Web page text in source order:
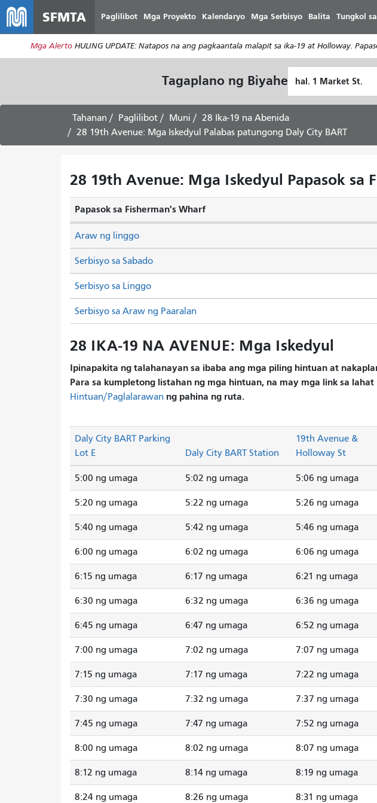
SFMTA Paglilibot Mga Proyekto Kalendaryo Mga Serbisyo Balita Tungkol
Mga Alerto HULING UPDATE: Natapos na ang pagkaantala malapit sa ika-19 at Holloway.
Tagaplano ng Biyahe
Tahanan Paglilibot Muni
28 Ika-19 na Abenida
28 19th Avenue: Mga Iskedyul Palabas patungong Daly City BART
28 19th Avenue: Mga Iskedyul Papasok sa
Papasok sa Fisherman's Wharf
Serbisyo sa Sabado
Serbisyo sa Linggo
Araw ng linggo
Serbisyo sa Araw ng Paaralan
28 IKA-19 NA AVENUE: Mga Iskedyul
Ipinapakita ng talahanayan sa ibaba ang mga piling hintuan at
Para sa kumpletong listahan ng mga hintuan, na may mga link sa
Hintuan/Paglalarawan ng pahina ng ruta.
Daly City BART Parking
Lot E
Daly City BART Station
19th Avenue &
Holloway St
5:00 ng umaga 5:02 ng umaga 5:06 ng umaga
5:20 ng umaga 5:22 ng umaga 5:26 ng umaga
5:40 ng umaga 5:42 ng umaga 5:46 ng umaga
6:00 ng umaga 6:02 ng umaga 6:06 ng umaga
6:15 ng umaga 6:17 ng umaga 6:21 ng umaga
6:30 ng umaga 6:32 ng umaga 6:36 ng umaga
6:45 ng umaga 6:47 ng umaga 6:52 ng umaga
7:00 ng umaga 7:02 ng umaga 7:07 ng umaga
7:15 ng umaga 7:17 ng umaga 7:22 ng umaga
7:30 ng umaga 7:32 ng umaga 7:37 ng umaga
7:45 ng umaga 7:47 ng umaga 7:52 ng umaga
8:00 ng umaga 8:02 ng umaga 8:07 ng umaga
8:12 ng umaga 8:14 ng umaga 8:19 ng umaga
8:24 ng umaga 8:26 ng umaga 8:31 ng umaga